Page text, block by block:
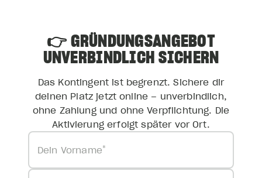
👉 GRÜNDUNGSANGEBOT
UNVERBINDLICH SICHERN
Das Kontingent ist begrenzt. Sichere dir
deinen Platz jetzt online – unverbindlich,
ohne Zahlung und ohne Verpflichtung. Die
Aktivierung erfolgt später vor Ort.
Dein Vorname*